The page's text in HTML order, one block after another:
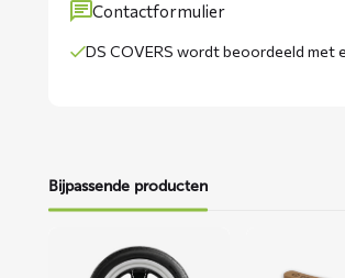
Contactformulier
DS COVERS wordtbeoordeeld met
Bijpassende producten